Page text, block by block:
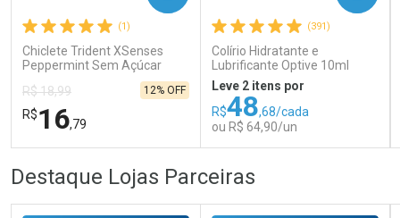
Comprar sem Desconto
Por R$ 31,35/cada
Comprar sem Desconto
Por R$ 31,35/cada
(1)
Chiclete Trident XSenses
Peppermint Sem Açúcar
R$ 18,99
R$16,79
12% OFF
FECHAR
Laboratório
FECHAR
Por Menos
(391)
Colírio Hidratante e
Lubrificante Optive 10ml
Leve 2 itens por
R$48,68/cada
ou R$ 64,90/un
Destaque Lojas Parceiras